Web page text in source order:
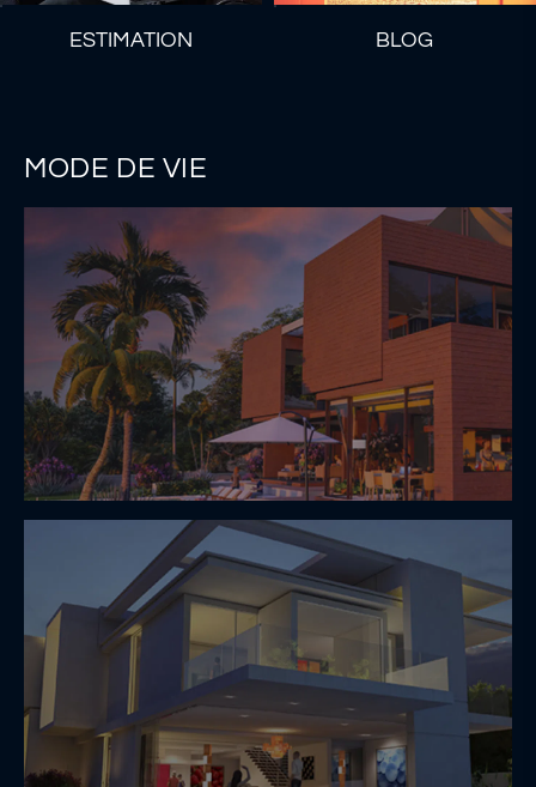
ESTIMATION BLOG
MODE DE VIE
Domaine Golfique